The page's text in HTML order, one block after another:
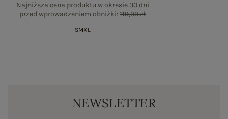
Najniższa cena produktu w okresie 30 dni
przed wprowadzeniem obniżki:119,99 zł
SMXL
NEWSLETTER